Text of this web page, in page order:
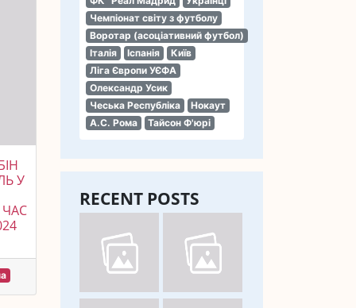
Чемпіонат світу з футболу
Воротар (асоціативний футбол)
Італія
Іспанія
Київ
Ліга Європи УЄФА
Олександр Усик
Чеська Республіка
Нокаут
А.С. Рома
Тайсон Ф'юрі
RECENT POSTS
У
ЧАС